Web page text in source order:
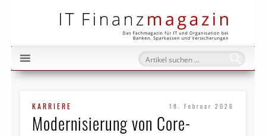
KARRIERE 18. Februar 2026
Modernisierung von Core-